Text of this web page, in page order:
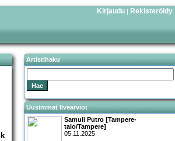
Kirjaudu | Rekisteröidy
Artistihaku
Uusimmat livearviot
Samuli Putro [Tampere-
talo/Tampere]
05.11.2025